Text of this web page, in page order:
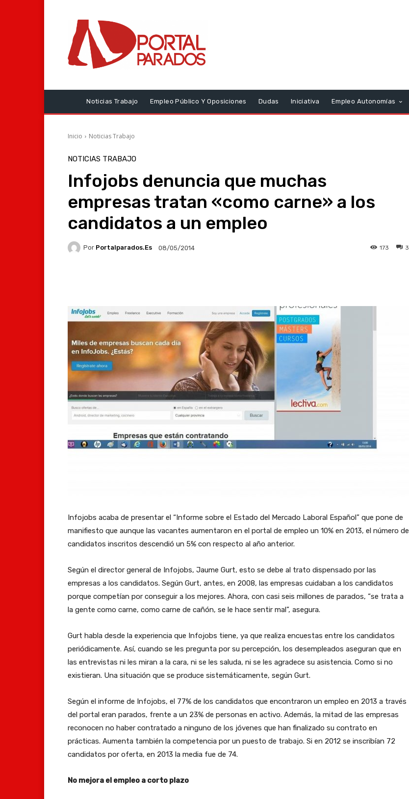
Noticias Trabajo Empleo Público Y Oposiciones Dudas Iniciativa Empleo Autonomías
Inicio Noticias Trabajo
NOTICIAS TRABAJO
Infojobs denuncia que muchas
empresas tratan «como carne» a los
candidatos a un empleo
Por Portalparados.es 08/05/2014 3
173
Infojobs acaba de presentar el “Informe sobre el Estado del Mercado Laboral Español” que pone de
manifiesto que aunque las vacantes aumentaron en el portal de empleo un 10% en 2013, el número de
candidatos inscritos descendió un 5% con respecto al año anterior.
Según el director general de Infojobs, Jaume Gurt, esto se debe al trato dispensado por las
empresas a los candidatos. Según Gurt, antes, en 2008, las empresas cuidaban a los candidatos
porque competían por conseguir a los mejores. Ahora, con casi seis millones de parados, “se trata a
la gente como carne, como carne de cañón, se le hace sentir mal”, asegura.
Gurt habla desde la experiencia que Infojobs tiene, ya que realiza encuestas entre los candidatos
periódicamente. Así, cuando se les pregunta por su percepción, los desempleados aseguran que en
las entrevistas ni les miran a la cara, ni se les saluda, ni se les agradece su asistencia. Como si no
existieran. Una situación que se produce sistemáticamente, según Gurt.
Según el informe de Infojobs, el 77% de los candidatos que encontraron un empleo en 2013 a través
del portal eran parados, frente a un 23% de personas en activo. Además, la mitad de las empresas
reconocen no haber contratado a ninguno de los jóvenes que han finalizado su contrato en
prácticas. Aumenta también la competencia por un puesto de trabajo. Si en 2012 se inscribían 72
candidatos por oferta, en 2013 la media fue de 74.
No mejora el empleo a corto plazo